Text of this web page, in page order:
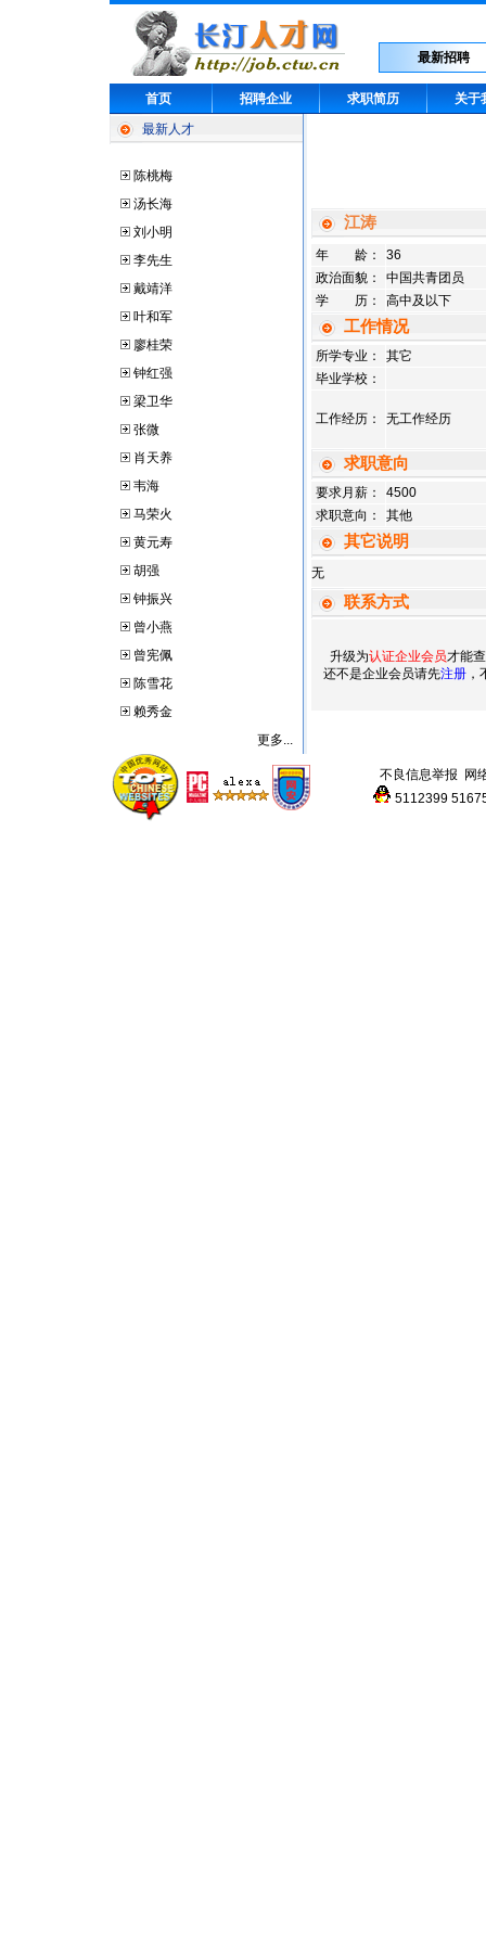
最新招聘
首页 招聘企业 求职简历
关于
最新人才
陈桃梅
汤长海
刘小明
李先生
戴靖洋
叶和军
廖桂荣
钟红强
梁卫华
张微
肖天养
韦海
马荣火
黄元寿
胡强
钟振兴
曾小燕
曾宪佩
陈雪花
赖秀金
更多...
江涛
年 龄：
36
政治面貌：
中国共青团员
学 历：
高中及以下
工作情况
所学专业：
其它
毕业学校：
工作经历： 无工作经历
求职意向
要求月薪：
4500
求职意向：
其他
其它说明
无
联系方式
升级为认证企业会员才能
还不是企业会员请先注册
不良信息举报 网
5112399